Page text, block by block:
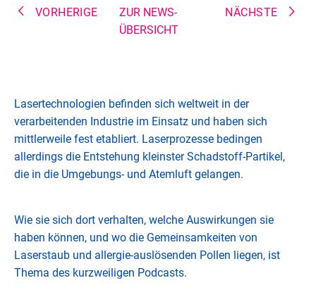
VORHERIGE
ZUR NEWS-
ÜBERSICHT
NÄCHSTE
Lasertechnologien befinden sich weltweit in der
verarbeitenden Industrie im Einsatz und haben sich
mittlerweile fest etabliert. Laserprozesse bedingen
allerdings die Entstehung kleinster Schadstoff-Partikel,
die in die Umgebungs- und Atemluft gelangen.
Wie sie sich dort verhalten, welche Auswirkungen sie
haben können, und wo die Gemeinsamkeiten von
Laserstaub und allergie-auslösenden Pollen liegen, ist
Thema des kurzweiligen Podcasts.